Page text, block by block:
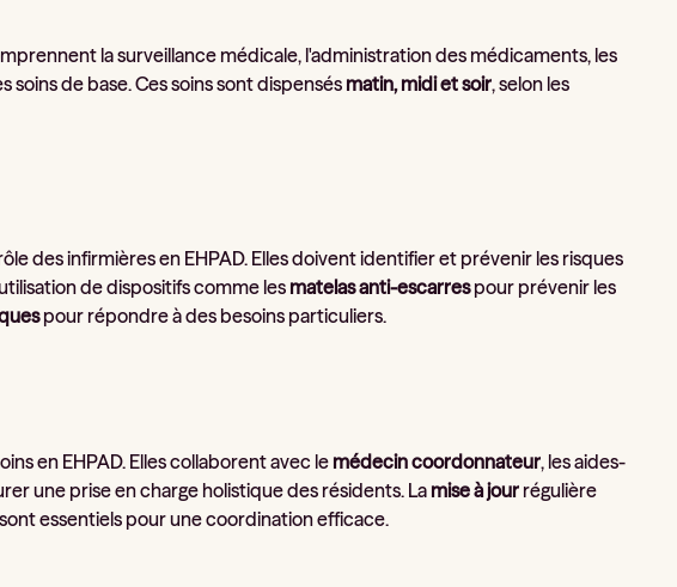
la surveillance médicale, l'administration des médicaments, les
soins de base. Ces soins sont dispensés matin, midi et soir, selon les
des infirmières en EHPAD. Elles doivent identifier et prévenir les risques
de dispositifs comme lesmatelas anti-escarrespour prévenir les
pour répondre à des besoins particuliers.
en EHPAD. Elles collaborent avec le médecin coordonnateur, les aides-
une prise en charge holistique des résidents. Lamise à jourrégulière
essentiels pour une coordination efficace.